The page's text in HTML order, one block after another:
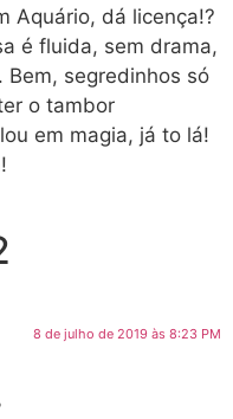
Aquário, dá licença!?
é fluida, sem drama,
Bem, segredinhos só
o tambor
em magia, já to lá!
8 de julho de 2019 às 8:23 PM